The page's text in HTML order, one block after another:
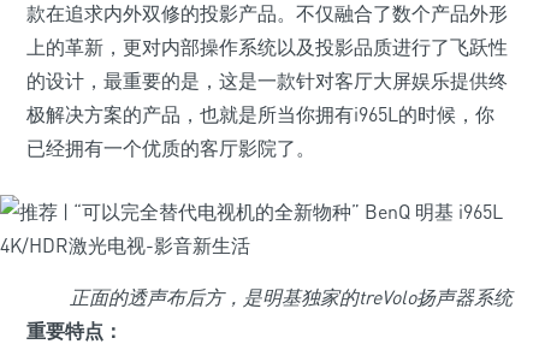
款在追求内外双修的投影产品。不仅融合了数个产品外形
上的革新，更对内部操作系统以及投影品质进行了飞跃性
的设计，最重要的是，这是一款针对客厅大屏娱乐提供终
极解决方案的产品，也就是所当你拥有i965L的时候，你
已经拥有一个优质的客厅影院了。
正面的透声布后方，是明基独家的treVolo扬声器系统
重要特点：